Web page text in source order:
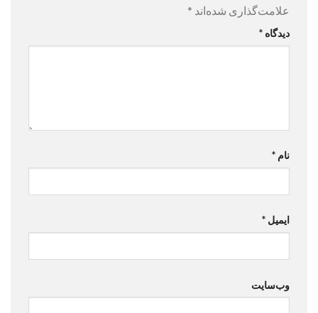
علامت‌گذاری شده‌اند *
دیدگاه *
نام *
ایمیل *
وب‌سایت